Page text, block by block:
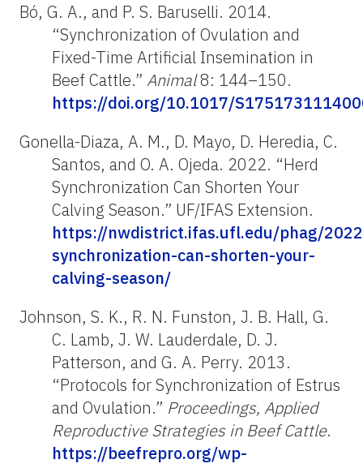
Bó, G. A., and P. S. Baruselli. 2014.
“Synchronization of Ovulation and
Fixed-Time Artificial Insemination in
Beef Cattle.” Animal8: 144–150.
https://doi.org/10.1017/
Gonella-Diaza, A. M., D. Mayo, D. Heredia, C.
Santos, and O. A. Ojeda. 2022. “Herd
Synchronization Can Shorten Your
Calving Season.” UF/IFAS Extension.
https://nwdistrict.ifas.ufl.edu/phag/
synchronization-can-shorten-your-
calving-season/
Johnson, S. K., R. N. Funston, J. B. Hall, G.
C. Lamb, J. W. Lauderdale, D. J.
Patterson, and G. A. Perry. 2013.
“Protocols for Synchronization of Estrus
and Ovulation.” Proceedings, Applied
Reproductive Strategies in Beef Cattle.
https://beefrepro.org/wp-